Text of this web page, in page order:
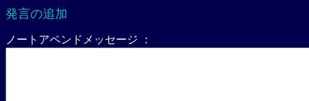
発言の追加
ノートアペンドメッセージ ：